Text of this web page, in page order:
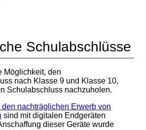
Schulabschlüsse
Möglichkeit, den
nach Klasse 9 und Klasse 10,
Schulabschluss nachzuholen.
den nachträglichen Erwerb von
sind mit digitalen Endgeräten
dieser Geräte wurde